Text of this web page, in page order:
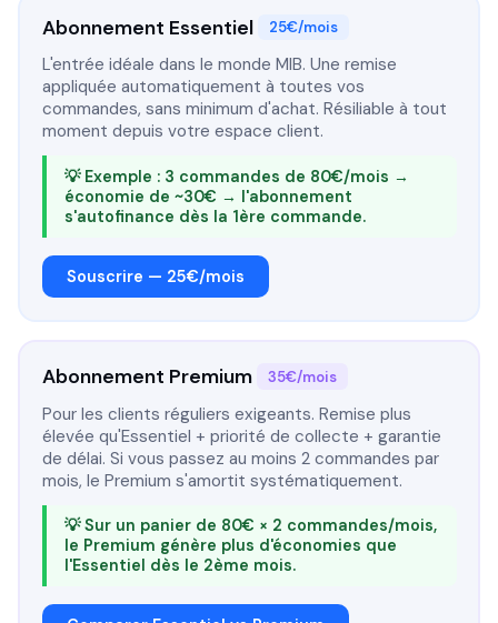
Abonnement Essentiel 25€/mois
L'entrée idéale dans le monde MIB. Une remise
appliquée automatiquement à toutes vos
commandes, sans minimum d'achat. Résiliable à tout
moment depuis votre espace client.
💡 Exemple : 3 commandes de 80€/mois →
économie de ~30€ → l'abonnement
s'autofinance dès la 1ère commande.
Souscrire — 25€/mois
Abonnement Premium 35€/mois
Pour les clients réguliers exigeants. Remise plus
élevée qu'Essentiel + priorité de collecte + garantie
de délai. Si vous passez au moins 2 commandes par
mois, le Premium s'amortit systématiquement.
💡 Sur un panier de 80€ × 2 commandes/mois,
le Premium génère plus d'économies que
l'Essentiel dès le 2ème mois.